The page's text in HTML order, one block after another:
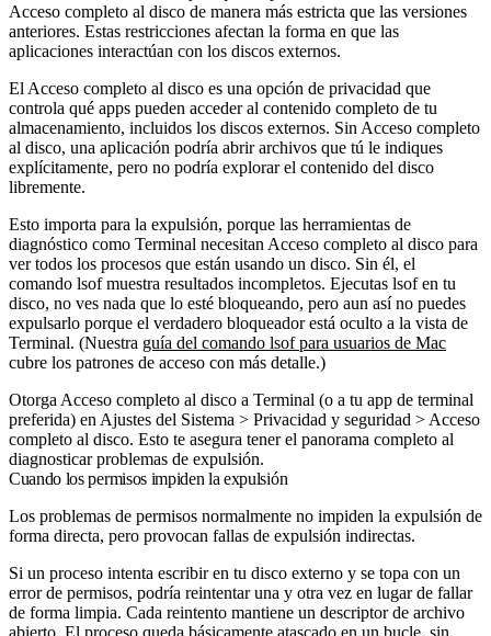
Acceso completo al disco de manera más estricta que las versiones
anteriores. Estas restricciones afectan la forma en que las
aplicaciones interactúan con los discos externos.
El Acceso completo al disco es una opción de privacidad que
controla qué apps pueden acceder al contenido completo de tu
almacenamiento, incluidos los discos externos. Sin Acceso completo
al disco, una aplicación podría abrir archivos que tú le indiques
explícitamente, pero no podría explorar el contenido del disco
libremente.
Esto importa para la expulsión, porque las herramientas de
diagnóstico como Terminal necesitan Acceso completo al disco para
ver todos los procesos que están usando un disco. Sin él, el
comando lsofmuestra resultados incompletos. Ejecutas lsofen tu
disco, no ves nada que lo esté bloqueando, pero aun así no puedes
expulsarlo porque el verdadero bloqueador está oculto a la vista de
Terminal. (Nuestra guía del comando lsof para usuarios de Mac
cubre los patrones de acceso con más detalle.)
Otorga Acceso completo al disco a Terminal (o a tu app de terminal
preferida) en Ajustes del Sistema > Privacidad y seguridad > Acceso
completo al disco. Esto te asegura tener el panorama completo al
diagnosticar problemas de expulsión.
Cuando los permisos impiden la expulsión
Los problemas de permisos normalmente no impiden la expulsión de
forma directa, pero provocan fallas de expulsión indirectas.
Si un proceso intenta escribir en tu disco externo y se topa con un
error de permisos, podría reintentar una y otra vez en lugar de fallar
de forma limpia. Cada reintento mantiene un descriptor de archivo
abierto. El proceso queda básicamente atascado en un bucle, sin